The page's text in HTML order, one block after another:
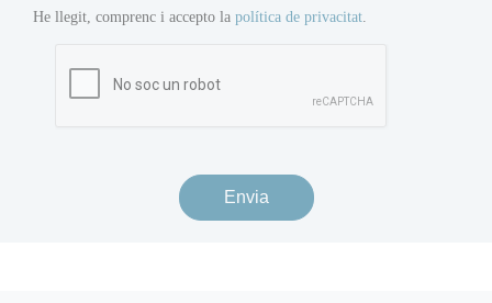
He llegit, comprenc i accepto la política de privacitat
Envia